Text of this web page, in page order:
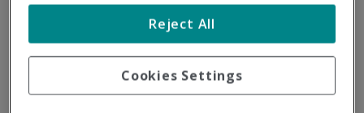
Novedades tras la
publicación del VII Convenio
General del sector de la
construcción
Cookies Settings
Reject All